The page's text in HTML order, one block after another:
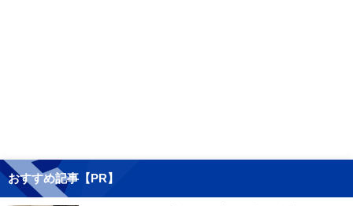
おすすめ記事【PR】